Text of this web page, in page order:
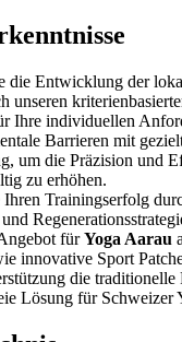
die Entwicklung der
unseren
Ihre individuellen
Barrieren mit
um die Präzision und
zu erhöhen.
Trainingserfolg
fürYoga Aarau
innovative Sport
die traditionelle
Lösung für Schweizer